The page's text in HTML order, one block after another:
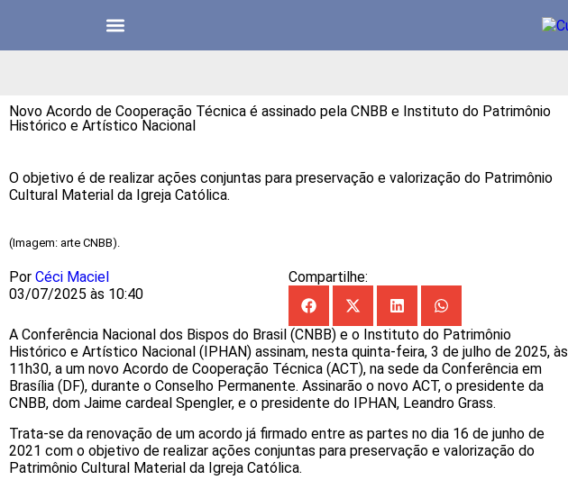
Novo Acordo de Cooperação Técnica é assinado pela CNBB e Instituto do Patrimônio
Histórico e Artístico Nacional
O objetivo é de realizar ações conjuntas para preservação e valorização do Patrimônio
Cultural Material da Igreja Católica.
(Imagem: arte CNBB).
Por Céci Maciel
03/07/2025 às 10:40
Compartilhe:
A Conferência Nacional dos Bispos do Brasil (CNBB) e o Instituto do Patrimônio
Histórico e Artístico Nacional (IPHAN) assinam, nesta quinta-feira, 3 de julho de 2025, às
11h30, a um novo Acordo de Cooperação Técnica (ACT), na sede da Conferência em
Brasília (DF), durante o Conselho Permanente. Assinarão o novo ACT, o presidente da
CNBB, dom Jaime cardeal Spengler, e o presidente do IPHAN, Leandro Grass.
Trata-se da renovação de um acordo já firmado entre as partes no dia 16 de junho de
2021 com o objetivo de realizar ações conjuntas para preservação e valorização do
Patrimônio Cultural Material da Igreja Católica.